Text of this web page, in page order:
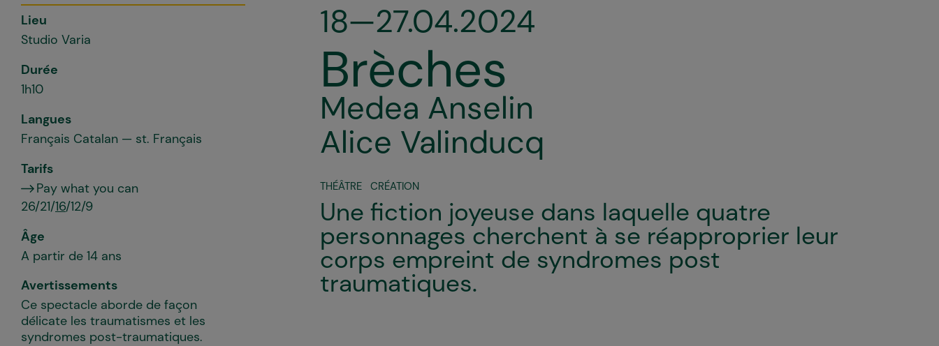
Lieu
Studio Varia
Durée
1h10
Langues
Français Catalan — st. Français
Tarifs
Pay what you can
26/21/16/12/9
Âge
A partir de 14 ans
Avertissements
Ce spectacle aborde de façon
délicate les traumatismes et les
syndromes post-traumatiques.
18—27.04.2024
Brèches
Medea Anselin
Alice Valinducq
THÉÂTRE CRÉATION
Une fiction joyeuse dans laquelle quatre
personnages cherchent à se réapproprier leur
corps empreint de syndromes post
traumatiques.